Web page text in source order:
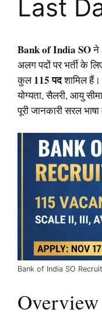
Last
Bank of India SOने
अलग पदों पर भर्ती के
कुल115 पदशामिल
योग्यता, सैलरी, आयु
पूरी जानकारी सरल
Bank of India SO
Overview